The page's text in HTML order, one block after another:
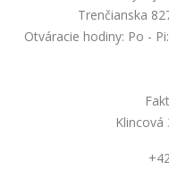
Trenčianska
Otváracie hodiny: Po -
Klincová